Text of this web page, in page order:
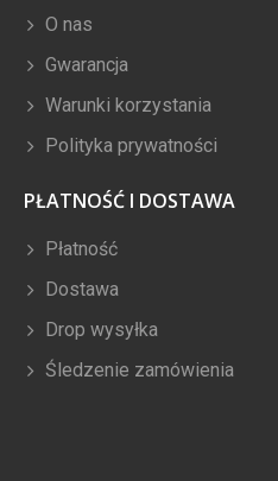
O nas
Gwarancja
Warunki korzystania
Polityka prywatności
PŁATNOŚĆ I DOSTAWA
Płatność
Dostawa
Drop wysyłka
Śledzenie zamówienia